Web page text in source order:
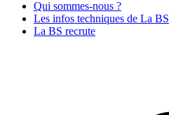
Qui sommes-nous ?
Les infos techniques de La BS
La BS recrute